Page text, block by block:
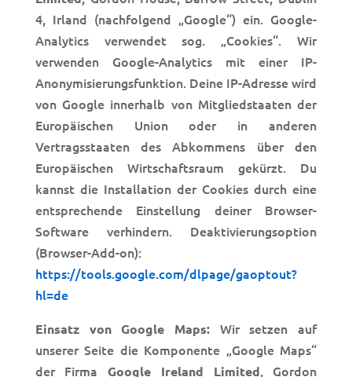
4, Irland (nachfolgend „Google“) ein. Google-
Analytics verwendet sog. „Cookies“. Wir
verwenden Google-Analytics mit einer IP-
Anonymisierungsfunktion. Deine IP-Adresse wird
von Google innerhalb von Mitgliedstaaten der
Europäischen Union oder in anderen
Vertragsstaaten des Abkommens über den
Europäischen Wirtschaftsraum gekürzt. Du
kannst die Installation der Cookies durch eine
entsprechende Einstellung deiner Browser-
Software verhindern. Deaktivierungsoption
(Browser-Add-on):
https://tools.google.com/dlpage/gaoptout?
hl=de
Einsatz von Google Maps: Wir setzen auf
unserer Seite die Komponente „Google Maps“
der FirmaGoogle Ireland Limited, Gordon